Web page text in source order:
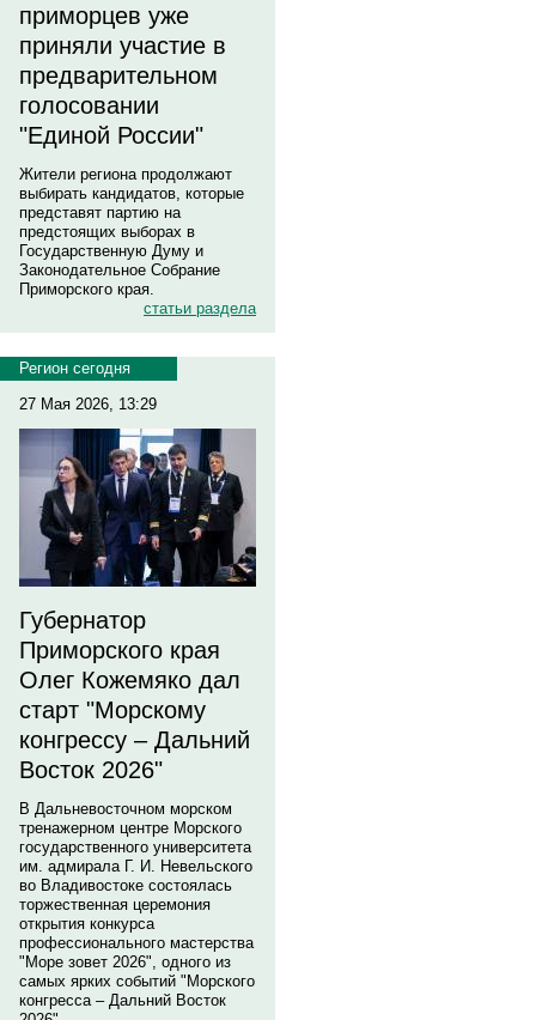
приморцев уже
приняли участие в
предварительном
голосовании
"Единой России"
Жители региона продолжают
выбирать кандидатов, которые
представят партию на
предстоящих выборах в
Государственную Думу и
Законодательное Собрание
Приморского края.
статьи раздела
Регион сегодня
27 Мая 2026, 13:29
Губернатор
Приморского края
Олег Кожемяко дал
старт "Морскому
конгрессу – Дальний
Восток 2026"
В Дальневосточном морском
тренажерном центре Морского
государственного университета
им. адмирала Г. И. Невельского
во Владивостоке состоялась
торжественная церемония
открытия конкурса
профессионального мастерства
"Море зовет 2026", одного из
самых ярких событий "Морского
конгресса – Дальний Восток